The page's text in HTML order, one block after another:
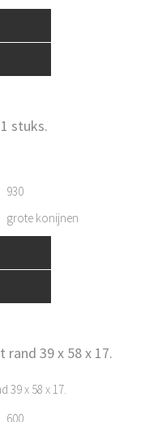
stuks.
930
grote konijnen
rand 39 x 58 x 17.
39 x 58 x 17.
600